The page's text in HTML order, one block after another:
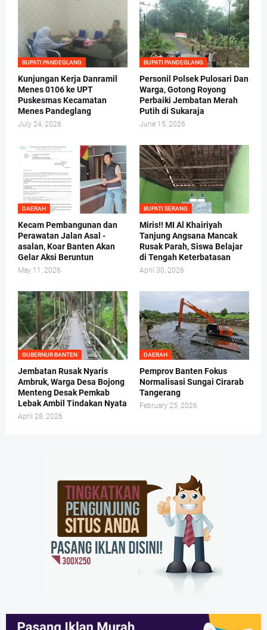
BUPATI PANDEGLANG
Kunjungan Kerja Danramil
Menes 0106 ke UPT
Puskesmas Kecamatan
Menes Pandeglang
July 24, 2026
BUPATI PANDEGLANG
Personil Polsek Pulosari Dan
Warga, Gotong Royong
Perbaiki Jembatan Merah
Putih di Sukaraja
June 15, 2026
DAERAH
Kecam Pembangunan dan
Perawatan Jalan Asal -
asalan, Koar Banten Akan
Gelar Aksi Beruntun
May 11, 2026
BUPATI SERANG
Miris!! MI Al Khairiyah
Tanjung Angsana Mancak
Rusak Parah, Siswa Belajar
di Tengah Keterbatasan
April 30, 2026
GUBERNUR BANTEN
Jembatan Rusak Nyaris
Ambruk, Warga Desa Bojong
Menteng Desak Pemkab
Lebak Ambil Tindakan Nyata
April 28, 2026
DAERAH
Pemprov Banten Fokus
Normalisasi Sungai Cirarab
Tangerang
February 25, 2026